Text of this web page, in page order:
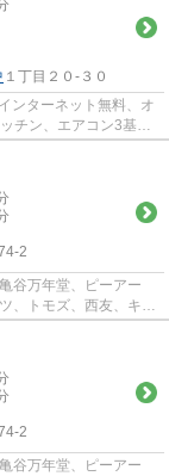
１丁目２０-３０
ンターネット無料、オ
チン、エアコン3基、
2
谷万年堂、ピーアー
、トモズ、西友、キャ
2
谷万年堂、ピーアー